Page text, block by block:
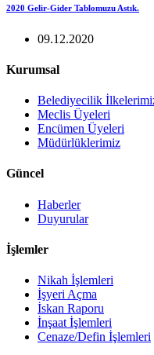
2020 Gelir-Gider Tablomuzu Astık.
09.12.2020
Kurumsal
Belediyecilik
Meclis Üyeleri
Encümen Üyeleri
Müdürlüklerimiz
Güncel
Haberler
Duyurular
İşlemler
Nikah İşlemleri
İşyeri Açma
İskan Raporu
İnşaat İşlemleri
Cenaze/Defin İşlemleri